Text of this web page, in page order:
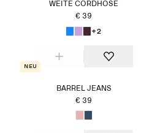
WEITE CORDHOSE
€ 39
+2
Neu
BARREL JEANS
€ 39